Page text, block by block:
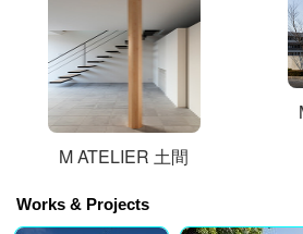
M ATELIER 土間
Works & Projects